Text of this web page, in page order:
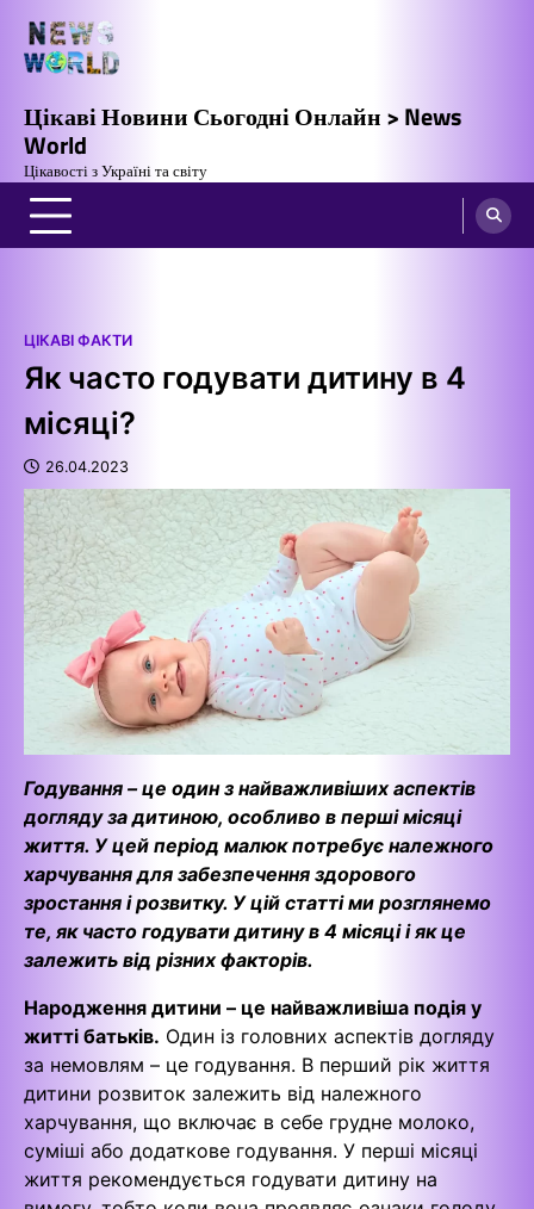
вмісту
Цікаві Новини Сьогодні Онлайн > News
World
Цікавості з Україні та світу
ЦІКАВІ ФАКТИ
Як часто годувати дитину в 4
місяці?
26.04.2023
Годування – це один з найважливіших аспектів
догляду за дитиною, особливо в перші місяці
життя. У цей період малюк потребує належного
харчування для забезпечення здорового
зростання і розвитку. У цій статті ми розглянемо
те, як часто годувати дитину в 4 місяці і як це
залежить від різних факторів.
Народження дитини – це найважливіша подія у
житті батьків. Один із головних аспектів догляду
за немовлям – це годування. В перший рік життя
дитини розвиток залежить від належного
харчування, що включає в себе грудне молоко,
суміші або додаткове годування. У перші місяці
життя рекомендується годувати дитину на